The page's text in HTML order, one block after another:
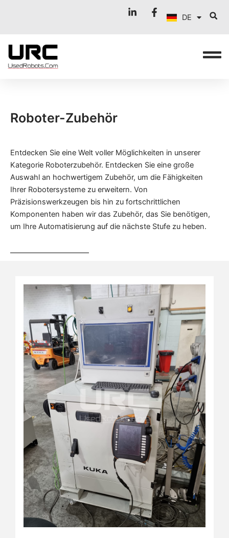
DE
IT
Roboter-Zubehör
Entdecken Sie eine Welt voller Möglichkeiten in unserer
Kategorie Roboterzubehör. Entdecken Sie eine große
Auswahl an hochwertigem Zubehör, um die Fähigkeiten
Ihrer Robotersysteme zu erweitern. Von
Präzisionswerkzeugen bis hin zu fortschrittlichen
Komponenten haben wir das Zubehör, das Sie benötigen,
um Ihre Automatisierung auf die nächste Stufe zu heben.